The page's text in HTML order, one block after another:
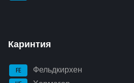
Каринтия
FE Фельдкирхен